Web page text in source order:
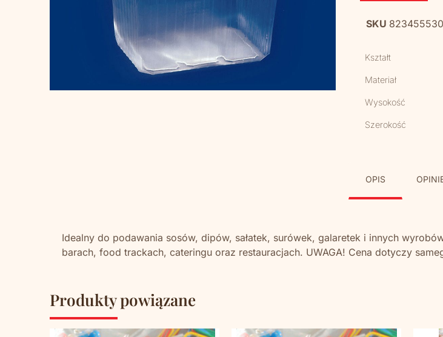
SKU 823455530
Kształt
Materiał
Wysokość
Szerokość
OPIS
Idealny do podawania sosów, dipów, sałatek, surówek, galaretek i innych
barach, food trackach, cateringu oraz restauracjach. UWAGA! Cena dotyczy
Produkty powiązane